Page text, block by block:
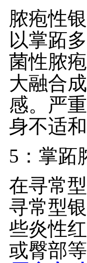
脓疱性
以掌跖
菌性脓
大融合
感。严
身不适
5：掌跖
在寻常
寻常型
些炎性
或臀部